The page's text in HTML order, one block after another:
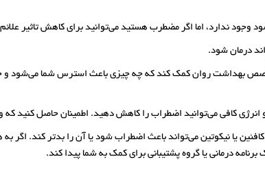
ندارد، اما اگر مضطرب هستید می‌توانید برای کاهش تاثیر علائم
درمان ‌شود.
بهداشت روان کمک کند که چه چیزی باعث استرس شما می‌شود و
کافی می‌توانید اضطراب را کاهش دهید. اطمینان حاصل کنید که
یا نیکوتین می‌تواند باعث اضطراب شود یا آن را بدتر کند. اگر
درمانی یا گروه پشتیبانی برای کمک به شما پیدا کند.